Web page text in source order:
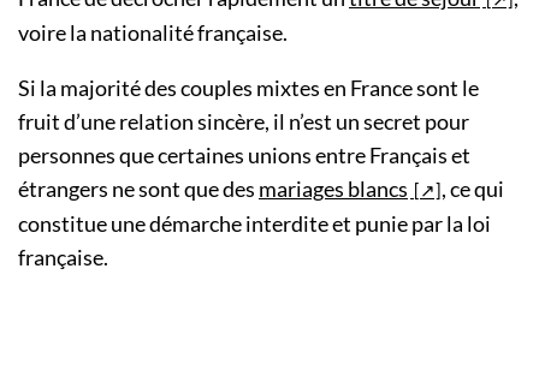
voire la nationalité française.
Si la majorité des couples mixtes en France sont le
fruit d’une relation sincère, il n’est un secret pour
personnes que certaines unions entre Français et
étrangers ne sont que des mariages blancs
, ce qui
constitue une démarche interdite et punie par la loi
française.